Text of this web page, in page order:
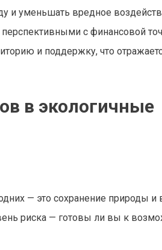
и уменьшать вредное
перспективными с финансовой
и поддержку, что
в экологичные
— это сохранение природы и
риска — готовы ли вы к